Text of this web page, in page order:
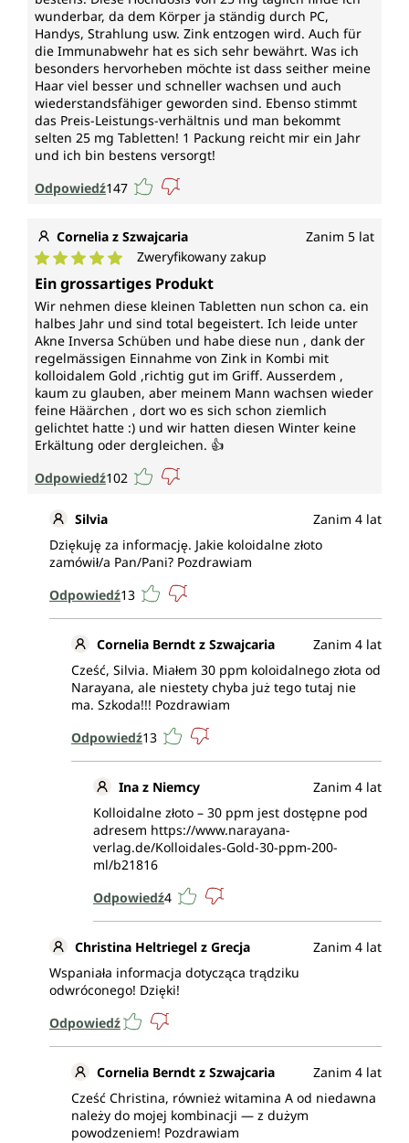
od Unimedica zawiera 365 tabletek, co wystarcza na
1 rok.
Wegańskie i bez następujących
dodatków
Tabletki z bisglicynianem cynku od Unimedica są,
zgodnie z wymogami prawnymi, wolne od
konserwantów, ponadto nie zawierają dodatków
takich jak aromaty, barwniki, stabilizatory, środki
oraz są bezlaktozowe, bezglutenowe, bezżelatynowe
i wegańskie.
wunderbar, da dem Körper ja ständig durch PC,
Handys, Strahlung usw. Zink entzogen wird. Auch für
die Immunabwehr hat es sich sehr bewährt. Was ich
besonders hervorheben möchte ist dass seither meine
Haar viel besser und schneller wachsen und auch
wiederstandsfähiger geworden sind. Ebenso stimmt
das Preis-Leistungs-verhältnis und man bekommt
selten 25 mg Tabletten! 1 Packung reicht mir ein Jahr
und ich bin bestens versorgt!
Odpowiedź147
Cornelia z Szwajcaria Zanim 5 lat
Średnia ocena 5 z 5 gwiazdek
Zweryfikowany zakup
Ein grossartiges Produkt
Wir nehmen diese kleinen Tabletten nun schon ca. ein
halbes Jahr und sind total begeistert. Ich leide unter
Akne Inversa Schüben und habe diese nun , dank der
regelmässigen Einnahme von Zink in Kombi mit
kolloidalem Gold ,richtig gut im Griff. Ausserdem ,
kaum zu glauben, aber meinem Mann wachsen wieder
feine Häärchen , dort wo es sich schon ziemlich
gelichtet hatte :) und wir hatten diesen Winter keine
Erkältung oder dergleichen. 👍
Odpowiedź102
Silvia
Zanim 4 lat
Dziękuję za informację. Jakie koloidalne złoto
zamówił/a Pan/Pani? Pozdrawiam
Odpowiedź13
Cornelia Berndt z Szwajcaria
Zanim 4 lat
Cześć, Silvia. Miałem 30 ppm koloidalnego złota od
Narayana, ale niestety chyba już tego tutaj nie
ma. Szkoda!!! Pozdrawiam
Odpowiedź13
Ina z Niemcy
Zanim 4 lat
Kolloidalne złoto – 30 ppm jest dostępne pod
adresem https://www.narayana-
verlag.de/Kolloidales-Gold-30-ppm-200-
ml/b21816
Odpowiedź4
Christina Heltriegel z Grecja
Zanim 4 lat
Wspaniała informacja dotycząca trądziku
odwróconego! Dzięki!
Odpowiedź
Cornelia Berndt z Szwajcaria
Zanim 4 lat
Cześć Christina, również witamina A od niedawna
należy do mojej kombinacji — z dużym
powodzeniem! Pozdrawiam